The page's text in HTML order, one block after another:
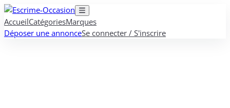
AccueilCatégoriesMarques
Déposer une annonceSe connecter / S'inscrire